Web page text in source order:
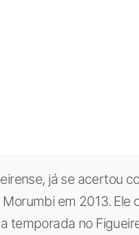
já se acertou
em 2013.
temporada no